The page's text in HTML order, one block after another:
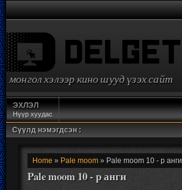
монгол хэлээр кино шууд үзэх сайт
ЭХЛЭЛ
Нүүр хуудас
Сүүлд нэмэгдсэн :
Home » Pale moom » Pale moom 10 - р анги
Pale moom 10 - р анги